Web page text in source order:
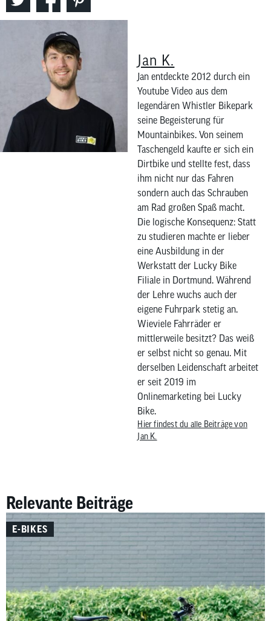
Jan K.
Jan entdeckte 2012 durch ein
Youtube Video aus dem
legendären Whistler Bikepark
seine Begeisterung für
Mountainbikes. Von seinem
Taschengeld kaufte er sich ein
Dirtbike und stellte fest, dass
ihm nicht nur das Fahren
sondern auch das Schrauben
am Rad großen Spaß macht.
Die logische Konsequenz: Statt
zu studieren machte er lieber
eine Ausbildung in der
Werkstatt der Lucky Bike
Filiale in Dortmund. Während
der Lehre wuchs auch der
eigene Fuhrpark stetig an.
Wieviele Fahrräder er
mittlerweile besitzt? Das weiß
er selbst nicht so genau. Mit
derselben Leidenschaft arbeitet
er seit 2019 im
Onlinemarketing bei Lucky
Bike.
Hier findest du alle Beiträge von
Jan K.
Relevante Beiträge
E-BIKES